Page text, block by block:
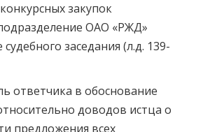
закупок
ОАО «РЖД»
заседания (л.д. 139-
ответчика в обоснование
доводов истца о
предложения всех